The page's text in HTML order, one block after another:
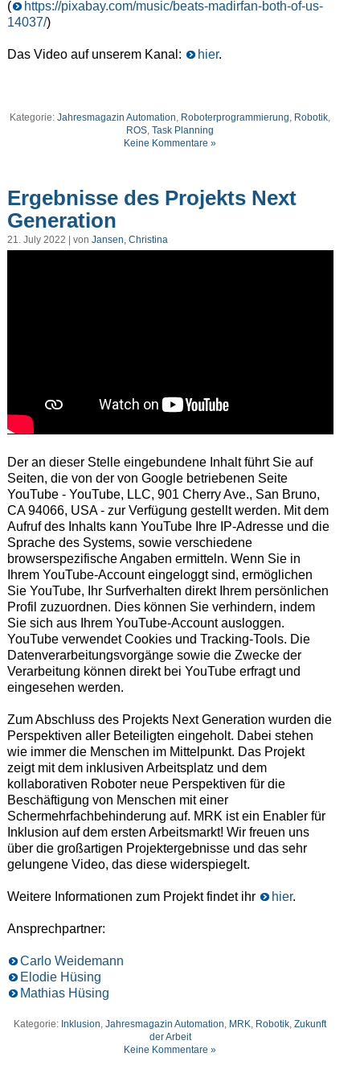
(
https://pixabay.com/music/beats-madirfan-both-of-us-
14037/)
Das Video auf unserem Kanal: hier.
Kategorie:Jahresmagazin Automation, Roboterprogrammierung, Robotik,
ROS,Task Planning
Keine Kommentare »
Ergebnisse des Projekts Next
Generation
21. July 2022 | von Jansen, Christina
Der an dieser Stelle eingebundene Inhalt führt Sie auf
Seiten, die von der von Google betriebenen Seite
YouTube - YouTube, LLC, 901 Cherry Ave., San Bruno,
CA 94066, USA - zur Verfügung gestellt werden. Mit dem
Aufruf des Inhalts kann YouTube Ihre IP-Adresse und die
Sprache des Systems, sowie verschiedene
browserspezifische Angaben ermitteln. Wenn Sie in
Ihrem YouTube-Account eingeloggt sind, ermöglichen
Sie YouTube, Ihr Surfverhalten direkt Ihrem persönlichen
Profil zuzuordnen. Dies können Sie verhindern, indem
Sie sich aus Ihrem YouTube-Account ausloggen.
YouTube verwendet Cookies und Tracking-Tools. Die
Datenverarbeitungsvorgänge sowie die Zwecke der
Verarbeitung können direkt bei YouTube erfragt und
eingesehen werden.
Zum Abschluss des Projekts Next Generation wurden die
Perspektiven aller Beteiligten eingeholt. Dabei stehen
wie immer die Menschen im Mittelpunkt. Das Projekt
zeigt mit dem inklusiven Arbeitsplatz und dem
kollaborativen Roboter neue Perspektiven für die
Beschäftigung von Menschen mit einer
Schermehrfachbehinderung auf. MRK ist ein Enabler für
Inklusion auf dem ersten Arbeitsmarkt! Wir freuen uns
über die großartigen Projektergebnisse und das sehr
gelungene Video, das diese widerspiegelt.
Weitere Informationen zum Projekt findet ihr hier.
Ansprechpartner:
Carlo Weidemann
Elodie Hüsing
Mathias Hüsing
Kategorie: Inklusion ,Jahresmagazin Automation MRK Robotik ,Zukunft
der Arbeit
Keine Kommentare »